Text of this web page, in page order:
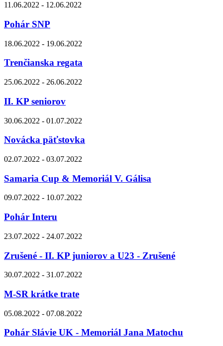
11.06.2022 - 12.06.2022
Pohár SNP
18.06.2022 - 19.06.2022
Trenčianska regata
25.06.2022 - 26.06.2022
II. KP seniorov
30.06.2022 - 01.07.2022
Novácka päťstovka
02.07.2022 - 03.07.2022
Samaria Cup & Memoriál V. Gálisa
09.07.2022 - 10.07.2022
Pohár Interu
23.07.2022 - 24.07.2022
Zrušené - II. KP juniorov a U23 - Zrušené
30.07.2022 - 31.07.2022
M-SR krátke trate
05.08.2022 - 07.08.2022
Pohár Slávie UK - Memoriál Jana Matochu